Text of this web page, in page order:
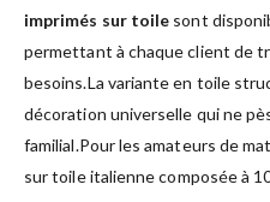
imprimés sur toile sont
permettant à chaque client de
besoins.La variante en toile
décoration universelle qui ne
familial.Pour les amateurs de
sur toile italienne composée à